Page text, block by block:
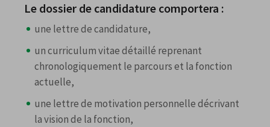
Le dossier de candidature comportera :
une lettre de candidature,
un curriculum vitae détaillé reprenant
chronologiquement le parcours et la fonction
actuelle,
une lettre de motivation personnelle décrivant
la vision de la fonction,